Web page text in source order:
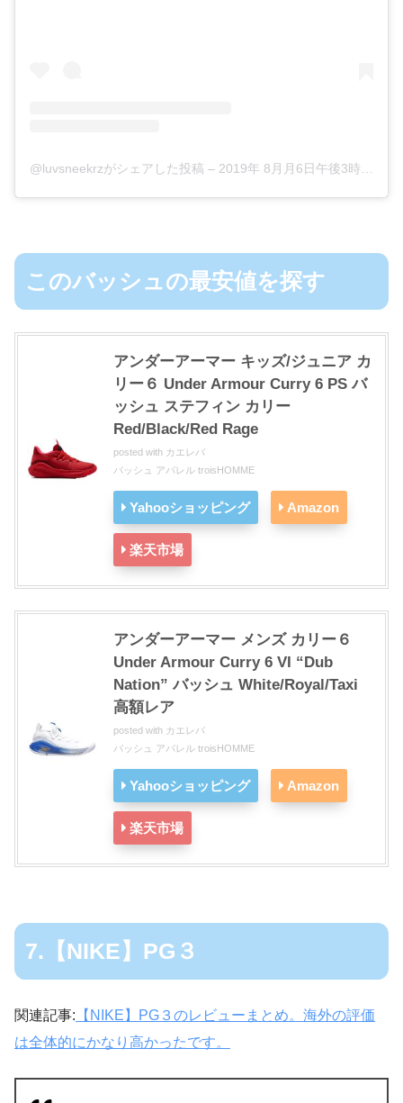
@luvsneekrzがシェアした投稿 – 2019年 8月月6日午後3時51分PDT
このバッシュの最安値を探す
アンダーアーマー キッズ/ジュニア カ
リー６ Under Armour Curry 6 PS バ
ッシュ ステフィン カリー
Red/Black/Red Rage
posted with カエレバ
バッシュ アパレル troisHOMME
Yahooショッピング Amazon
楽天市場
アンダーアーマー メンズ カリー６
Under Armour Curry 6 VI “Dub
Nation” バッシュ White/Royal/Taxi
高額レア
posted with カエレバ
バッシュ アパレル troisHOMME
Yahooショッピング Amazon
楽天市場
7.【NIKE】PG３
関連記事: 【NIKE】PG３のレビューまとめ。海外の評価
は全体的にかなり高かったです。